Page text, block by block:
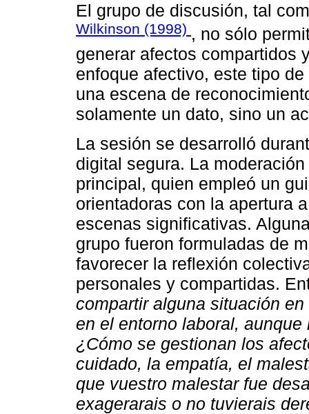
El grupo de discusión, tal
Wilkinson (1998) , no sólo
generar afectos compartidos
enfoque afectivo, este tipo
una escena de
solamente un dato, sino un
La sesión se desarrolló
digital segura. La
principal, quien empleó un
orientadoras con la apertura
escenas significativas.
grupo fueron formuladas de
favorecer la reflexión
personales y compartidas.
compartir alguna situación
en el entorno laboral,
¿Cómo se gestionan los
cuidado, la empatía, el
que vuestro malestar fue
exagerarais o no tuvierais